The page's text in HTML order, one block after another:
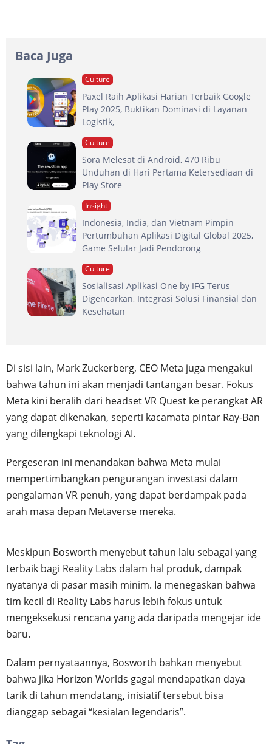
Baca Juga
Culture
Paxel Raih Aplikasi Harian Terbaik Google
Play 2025, Buktikan Dominasi di Layanan
Logistik,
Culture
Sora Melesat di Android, 470 Ribu
Unduhan di Hari Pertama Ketersediaan di
Play Store
Insight
Indonesia, India, dan Vietnam Pimpin
Pertumbuhan Aplikasi Digital Global 2025,
Game Selular Jadi Pendorong
Culture
Sosialisasi Aplikasi One by IFG Terus
Digencarkan, Integrasi Solusi Finansial dan
Kesehatan
Di sisi lain, Mark Zuckerberg, CEO Meta juga mengakui
bahwa tahun ini akan menjadi tantangan besar. Fokus
Meta kini beralih dari headset VR Quest ke perangkat AR
yang dapat dikenakan, seperti kacamata pintar Ray-Ban
yang dilengkapi teknologi AI.
Pergeseran ini menandakan bahwa Meta mulai
mempertimbangkan pengurangan investasi dalam
pengalaman VR penuh, yang dapat berdampak pada
arah masa depan Metaverse mereka.
Meskipun Bosworth menyebut tahun lalu sebagai yang
terbaik bagi Reality Labs dalam hal produk, dampak
nyatanya di pasar masih minim. Ia menegaskan bahwa
tim kecil di Reality Labs harus lebih fokus untuk
mengeksekusi rencana yang ada daripada mengejar ide
baru.
Dalam pernyataannya, Bosworth bahkan menyebut
bahwa jika Horizon Worlds gagal mendapatkan daya
tarik di tahun mendatang, inisiatif tersebut bisa
dianggap sebagai “kesialan legendaris”.